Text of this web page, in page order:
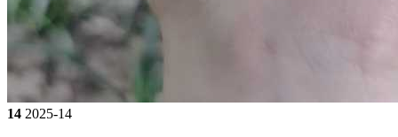
14 2025-14